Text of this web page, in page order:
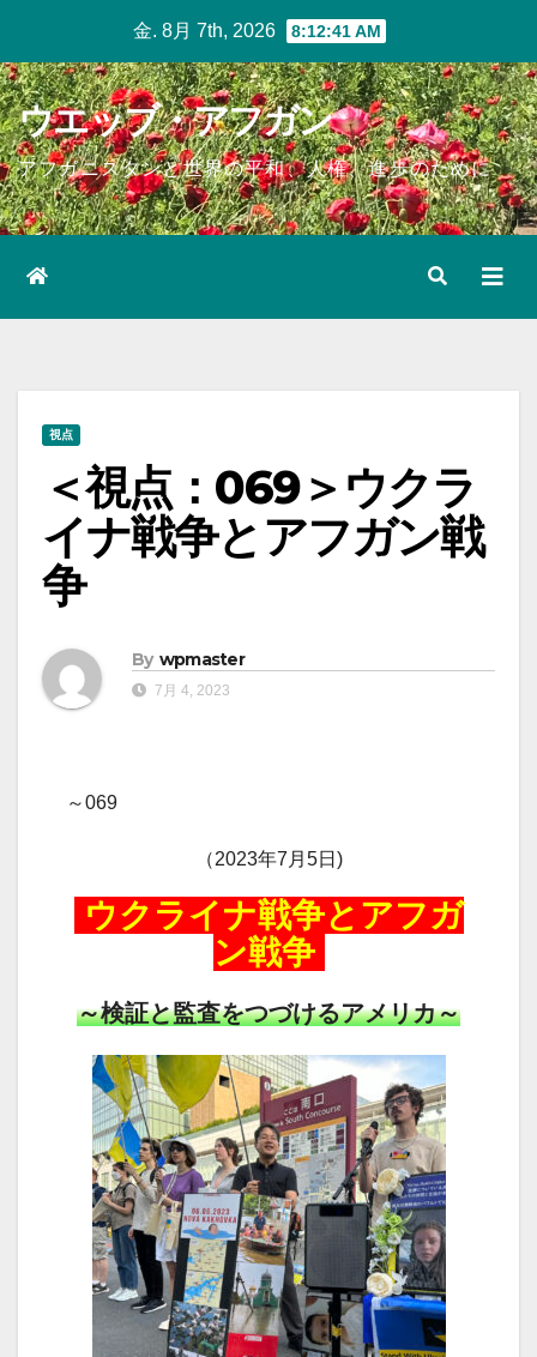
content
金. 8月 7th, 2026 8:12:42 AM
ウエッブ・アフガン
アフガニスタンと世界の平和、人権、進歩のために
視点
＜視点：069＞ウクラ
イナ戦争とアフガン戦
争
By wpmaster
7月 4, 2023
～069
（2023年7月5日)
ウクライナ戦争とアフガ
ン戦争
～検証と監査をつづけるアメリカ～